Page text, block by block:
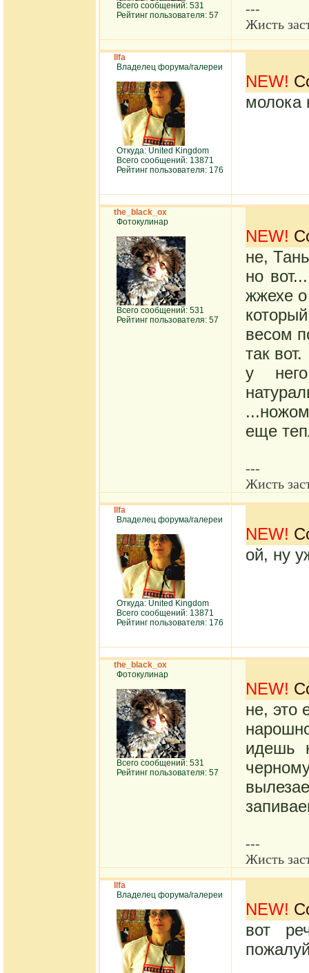
Всего сообщений: 531
Рейтинг пользователя: 57
---
Жисть
Ilfa
Владелец форума/галереи
Откуда: United Kingdom
Всего сообщений: 13871
Рейтинг пользователя: 176
NEW!
молока
the_black_ox
Фотокулинар
Всего сообщений: 531
Рейтинг пользователя: 57
NEW!
не,
но
жжехе о
весом
так вот.
у
еще
---
Жисть
Ilfa
Владелец форума/галереи
Откуда: United Kingdom
Всего сообщений: 13871
Рейтинг пользователя: 176
NEW!
ой, ну
the_black_ox
Фотокулинар
Всего сообщений: 531
Рейтинг пользователя: 57
NEW!
не, это
идешь
---
Жисть
Ilfa
Владелец форума/галереи
NEW!
вот